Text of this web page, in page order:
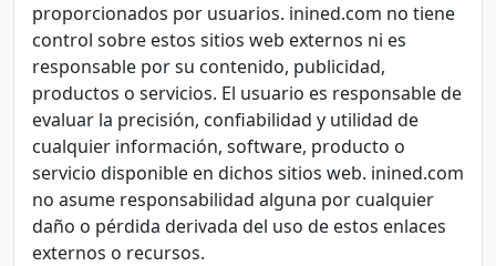
proporcionados por usuarios. inined.com no tiene
control sobre estos sitios web externos ni es
responsable por su contenido, publicidad,
productos o servicios. El usuario es responsable de
evaluar la precisión, confiabilidad y utilidad de
cualquier información, software, producto o
servicio disponible en dichos sitios web. inined.com
no asume responsabilidad alguna por cualquier
daño o pérdida derivada del uso de estos enlaces
externos o recursos.